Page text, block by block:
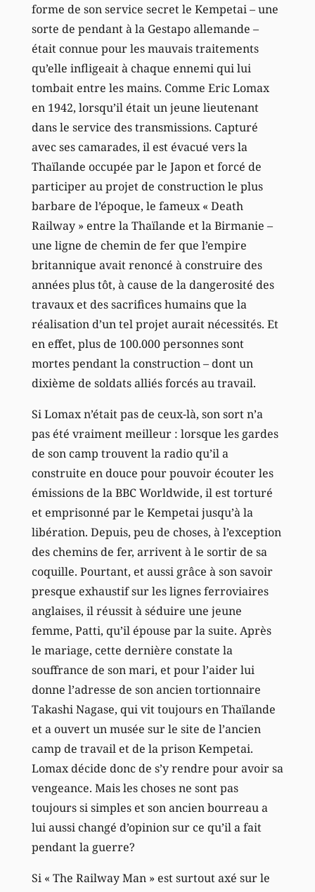
forme de son service secret le Kempetai – une
sorte de pendant à la Gestapo allemande –
était connue pour les mauvais traitements
qu’elle infligeait à chaque ennemi qui lui
tombait entre les mains. Comme Eric Lomax
en 1942, lorsqu’il était un jeune lieutenant
dans le service des transmissions. Capturé
avec ses camarades, il est évacué vers la
Thaïlande occupée par le Japon et forcé de
participer au projet de construction le plus
barbare de l’époque, le fameux « Death
Railway » entre la Thaïlande et la Birmanie –
une ligne de chemin de fer que l’empire
britannique avait renoncé à construire des
années plus tôt, à cause de la dangerosité des
travaux et des sacrifices humains que la
réalisation d’un tel projet aurait nécessités. Et
en effet, plus de 100.000 personnes sont
mortes pendant la construction – dont un
dixième de soldats alliés forcés au travail.
Si Lomax n’était pas de ceux-là, son sort n’a
pas été vraiment meilleur : lorsque les gardes
de son camp trouvent la radio qu’il a
construite en douce pour pouvoir écouter les
émissions de la BBC Worldwide, il est torturé
et emprisonné par le Kempetai jusqu’à la
libération. Depuis, peu de choses, à l’exception
des chemins de fer, arrivent à le sortir de sa
coquille. Pourtant, et aussi grâce à son savoir
presque exhaustif sur les lignes ferroviaires
anglaises, il réussit à séduire une jeune
femme, Patti, qu’il épouse par la suite. Après
le mariage, cette dernière constate la
souffrance de son mari, et pour l’aider lui
donne l’adresse de son ancien tortionnaire
Takashi Nagase, qui vit toujours en Thaïlande
et a ouvert un musée sur le site de l’ancien
camp de travail et de la prison Kempetai.
Lomax décide donc de s’y rendre pour avoir sa
vengeance. Mais les choses ne sont pas
toujours si simples et son ancien bourreau a
lui aussi changé d’opinion sur ce qu’il a fait
pendant la guerre?
Si « The Railway Man » est surtout axé sur le